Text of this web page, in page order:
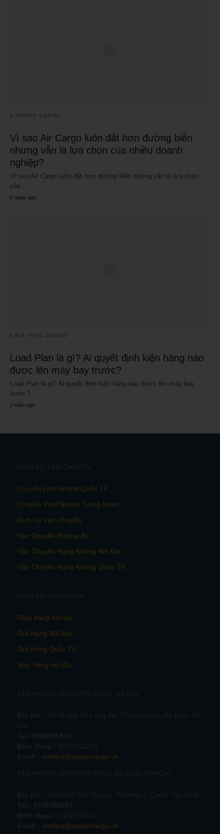
AIRPORT CARGO
Vì sao Air Cargo luôn đắt hơn đường biển
nhưng vẫn là lựa chọn của nhiều doanh
nghiệp?
Vì sao Air Cargo luôn đắt hơn đường biển nhưng vẫn là lựa chọn
của…
6 ngày ago
KIẾN THỨC CHUNG
Load Plan là gì? Ai quyết định kiện hàng nào
được lên máy bay trước?
Load Plan là gì? Ai quyết định kiện hàng nào được lên máy bay
trước?…
2 tuần ago
DỊCH VỤ VẬN CHUYỂN
Chuyển phát nhanh Quốc Tế
Chuyển Phát Nhanh Trong Nước
Dịch Vụ Vận Chuyển
Vận Chuyển Đường Bộ
Vận Chuyển Hàng Không Nội Địa
Vận Chuyển Hàng Không Quốc Tế
DỊCH VỤ GIAO HÀNG
Giao hàng nội địa
Gửi Hàng Nội Địa
Gửi Hàng Quốc Tế
Ship hàng nội địa
VĂN PHÒNG AIRPORTCARGO HÀ NỘI
contact@airportcargo.vn
VĂN PHÒNG AIRPORTCARGO SÀI GÒN (TPHCM)
contact@airportcargo.vn